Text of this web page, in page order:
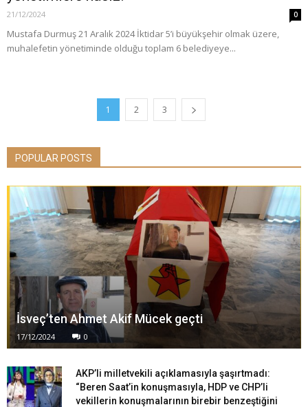
21/12/2024 0
Mustafa Durmuş 21 Aralık 2024 İktidar 5’i büyükşehir olmak üzere,
muhalefetin yönetiminde olduğu toplam 6 belediyeye...
1 2 3
POPULAR POSTS
İsveç’ten Ahmet Akif Mücek geçti
17/12/2024 0
AKP’li milletvekili açıklamasıyla şaşırtmadı:
“Beren Saat’in konuşmasıyla, HDP ve CHP’li
vekillerin konuşmalarının birebir benzeştiğini